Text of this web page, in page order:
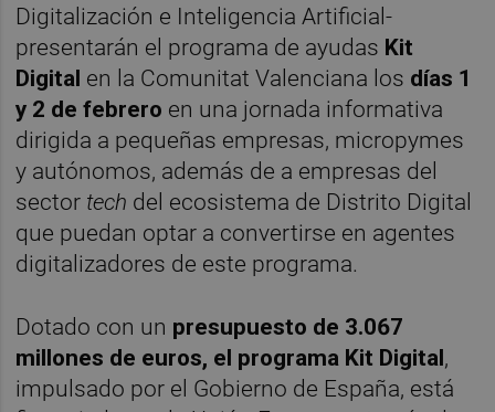
Digitalización e Inteligencia Artificial-
presentarán el programa de ayudas Kit
Digital en la Comunitat Valenciana los días 1
y 2 de febrero en una jornada informativa
dirigida a pequeñas empresas, micropymes
y autónomos, además de a empresas del
sector tech del ecosistema de Distrito Digital
que puedan optar a convertirse en agentes
digitalizadores de este programa.
Dotado con un presupuesto de 3.067
millones de euros, el programa Kit Digital,
impulsado por el Gobierno de España, está